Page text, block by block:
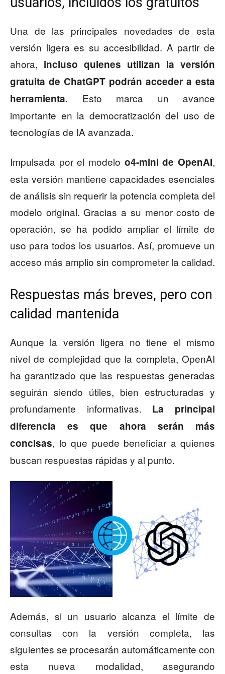
Una de las principales novedades de esta
versión ligera es su accesibilidad. A partir de
ahora, incluso quienes utilizan la versión
gratuita de ChatGPT podrán acceder a esta
herramienta. Esto marca un avance
importante en la democratización del uso de
tecnologías de IA avanzada.
Impulsada por el modelo o4-mini de OpenAI,
esta versión mantiene capacidades esenciales
de análisis sin requerir la potencia completa del
modelo original. Gracias a su menor costo de
operación, se ha podido ampliar el límite de
uso para todos los usuarios. Así, promueve un
acceso más amplio sin comprometer la calidad.
Respuestas más breves, pero con
calidad mantenida
Aunque la versión ligera no tiene el mismo
nivel de complejidad que la completa, OpenAI
ha garantizado que las respuestas generadas
seguirán siendo útiles, bien estructuradas y
profundamente informativas. La principal
diferencia es que ahora serán más
concisas, lo que puede beneficiar a quienes
buscan respuestas rápidas y al punto.
Además, si un usuario alcanza el límite de
consultas con la versión completa, las
siguientes se procesarán automáticamente con
esta nueva modalidad, asegurando